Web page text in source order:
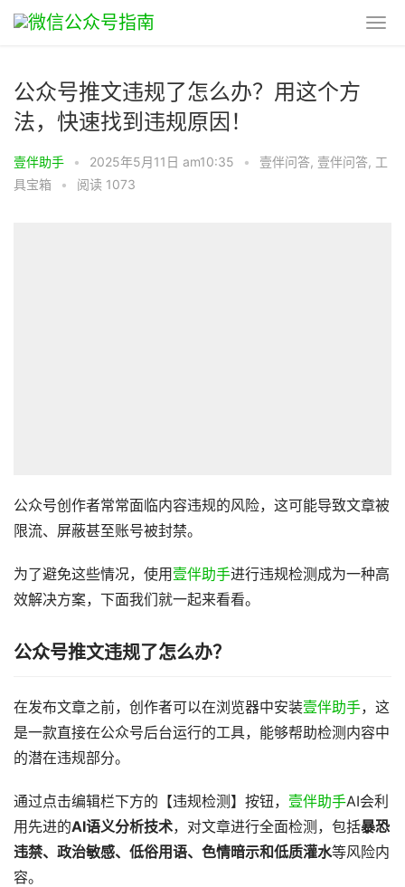
公众号推文违规了怎么办？用这个方
法，快速找到违规原因！
壹伴助手 • 2025年5月11日 am10:35 • 壹伴问答, 壹伴问答, 工
具宝箱
• 阅读 1073
公众号创作者常常面临内容违规的风险，这可能导致文章被
限流、屏蔽甚至账号被封禁。
为了避免这些情况，使用 壹伴助手进行违规检测成为一种高
效解决方案，下面我们就一起来看看。
公众号推文违规了怎么办？
在发布文章之前，创作者可以在浏览器中安装壹伴助手，这
是一款直接在公众号后台运行的工具，能够帮助检测内容中
的潜在违规部分。
通过点击编辑栏下方的【违规检测】按钮， 壹伴助手AI会利
用先进的AI语义分析技术，对文章进行全面检测，包括暴恐
违禁、政治敏感、低俗用语、色情暗示和低质灌水等风险内
容。